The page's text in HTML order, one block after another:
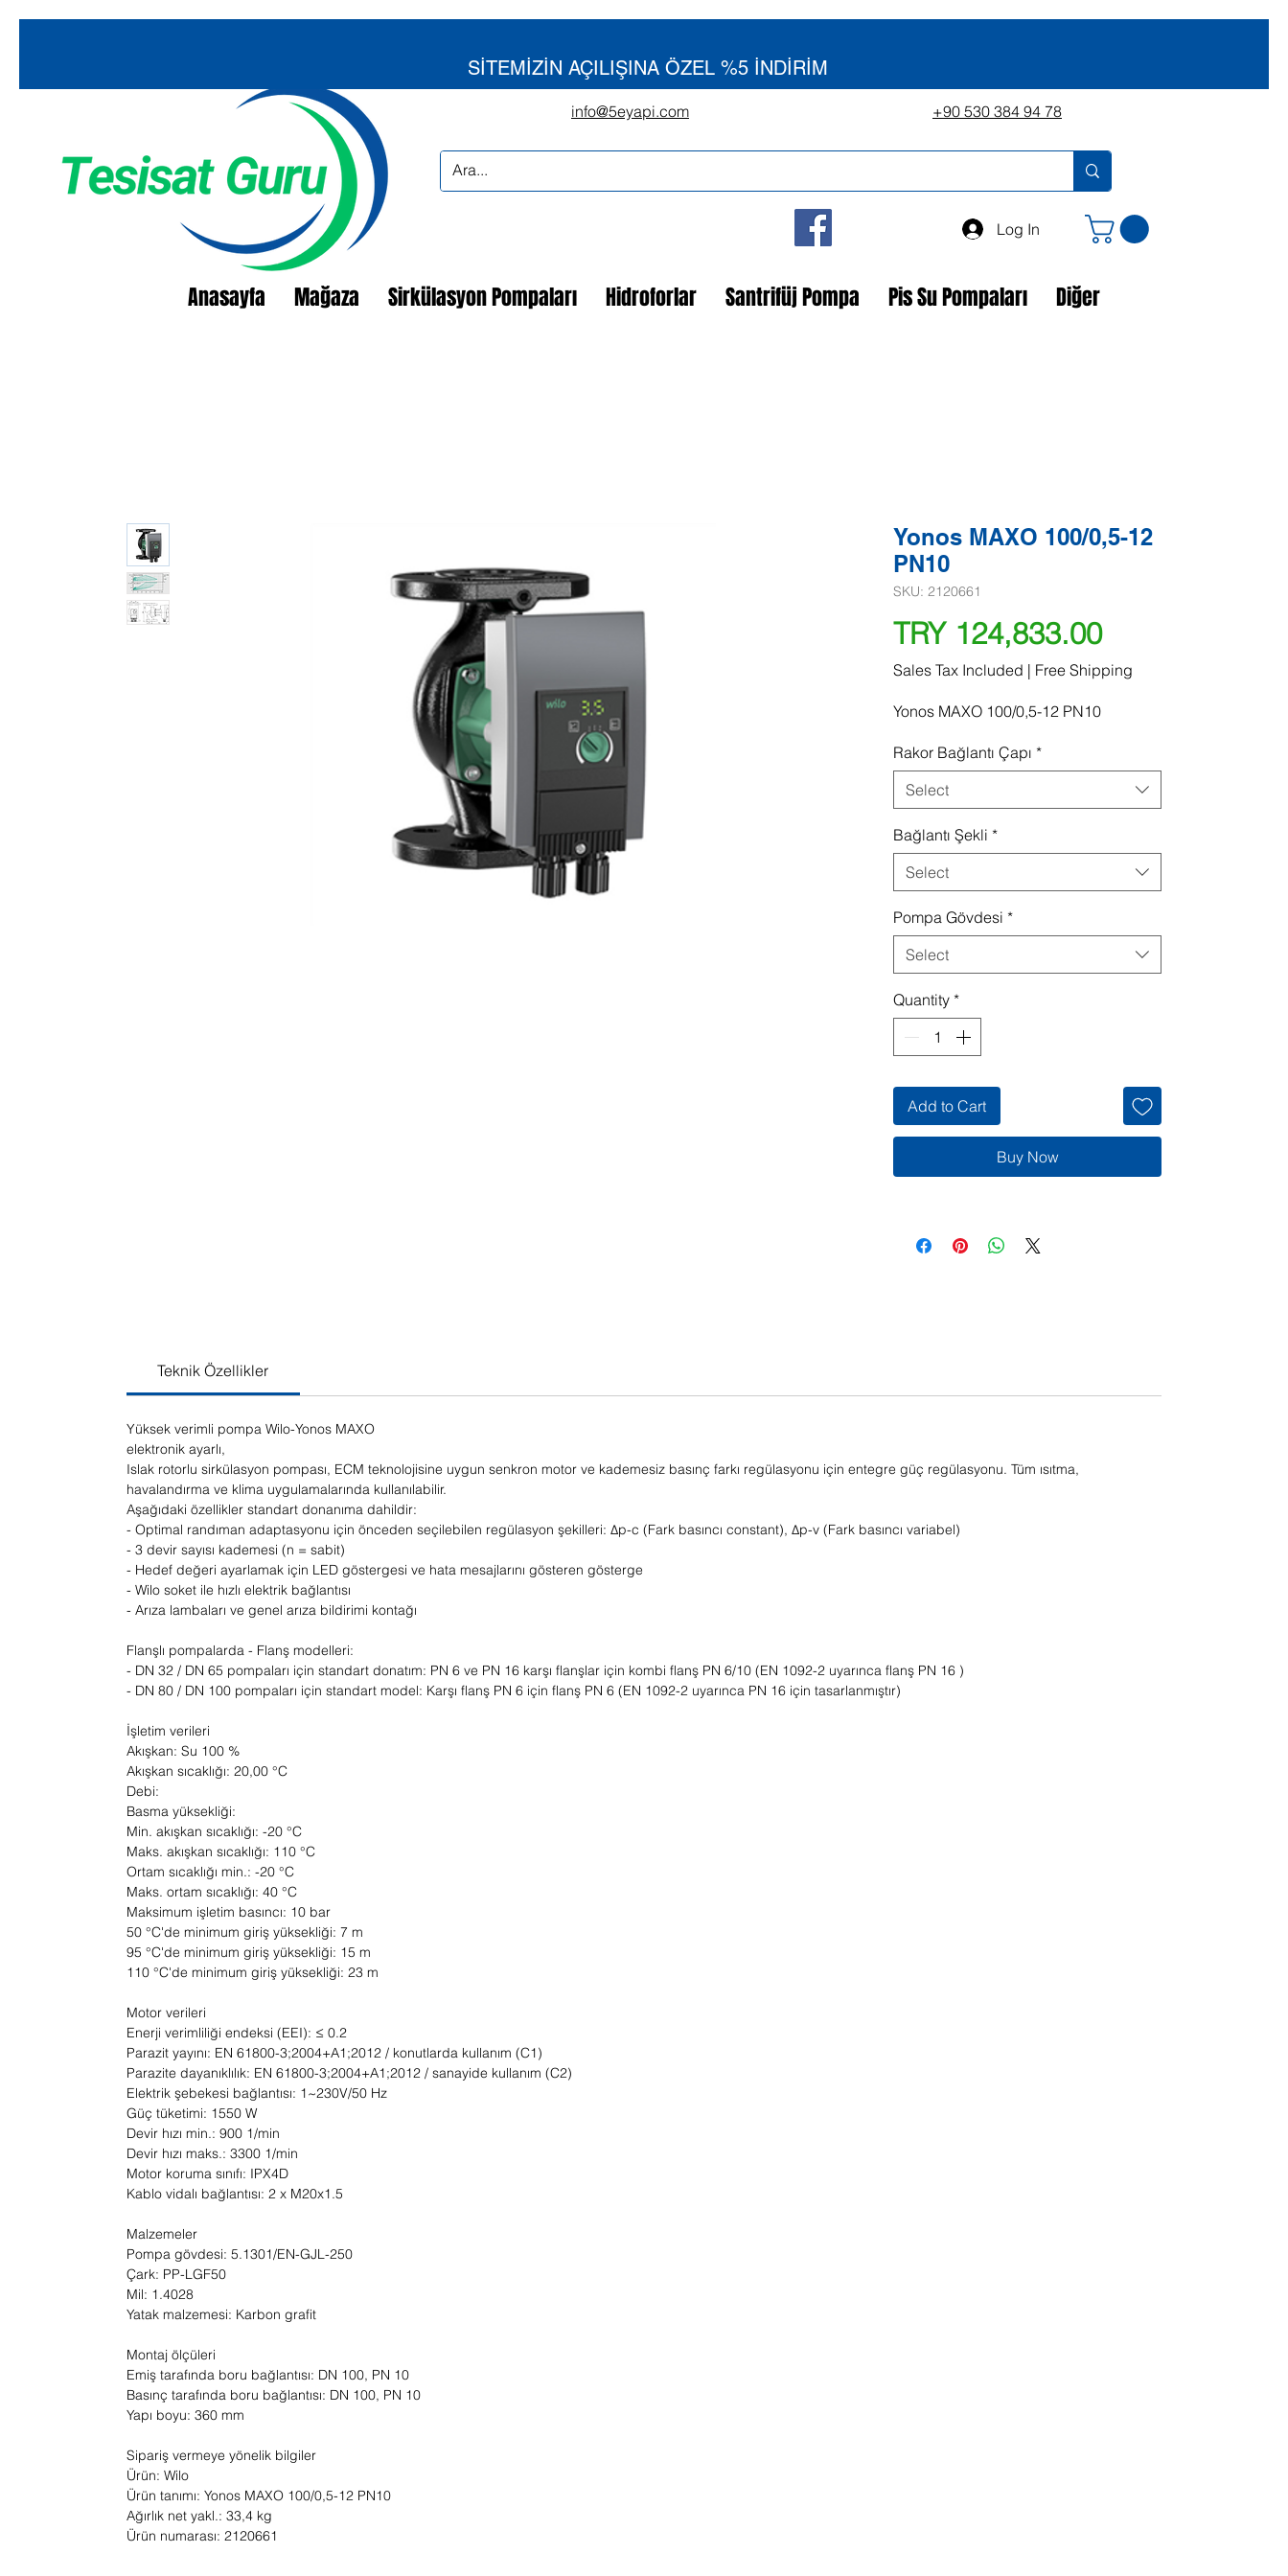
SİTEMİZİN AÇILIŞINA ÖZEL %5 İNDİRİM
Log In
Anasayfa Mağaza Sirkülasyon Pompaları Hidroforlar Santrifüj Pompa Pis Su Pompaları Diğer
+90 530 384 94 78
info@5eyapi.com
Yonos MAXO 100/0,5-12
PN10
SKU: 2120661
TRY 124,833.00Price
Sales Tax Included | Free Shipping
Yonos MAXO 100/0,5-12 PN10
Rakor Bağlantı Çapı *
Select
Bağlantı Şekli *
Select
Pompa Gövdesi *
Select
Quantity *
Add to Cart
Buy Now
Teknik Özellikler
Yüksek verimli pompa Wilo-Yonos MAXO
elektronik ayarlı,
Islak rotorlu sirkülasyon pompası, ECM teknolojisine uygun senkron motor ve kademesiz basınç farkı regülasyonu için entegre güç regülasyonu. Tüm ısıtma,
havalandırma ve klima uygulamalarında kullanılabilir.
Aşağıdaki özellikler standart donanıma dahildir:
- Optimal randıman adaptasyonu için önceden seçilebilen regülasyon şekilleri: Δp-c (Fark basıncı constant), Δp-v (Fark basıncı variabel)
- 3 devir sayısı kademesi (n = sabit)
- Hedef değeri ayarlamak için LED göstergesi ve hata mesajlarını gösteren gösterge
- Wilo soket ile hızlı elektrik bağlantısı
- Arıza lambaları ve genel arıza bildirimi kontağı
Flanşlı pompalarda - Flanş modelleri:
- DN 32 / DN 65 pompaları için standart donatım: PN 6 ve PN 16 karşı flanşlar için kombi flanş PN 6/10 (EN 1092-2 uyarınca flanş PN 16 )
- DN 80 / DN 100 pompaları için standart model: Karşı flanş PN 6 için flanş PN 6 (EN 1092-2 uyarınca PN 16 için tasarlanmıştır)
İşletim verileri
Akışkan: Su 100 %
Akışkan sıcaklığı: 20,00 °C
Debi:
Basma yüksekliği:
Min. akışkan sıcaklığı: -20 °C
Maks. akışkan sıcaklığı: 110 °C
Ortam sıcaklığı min.: -20 °C
Maks. ortam sıcaklığı: 40 °C
Maksimum işletim basıncı: 10 bar
50 °C'de minimum giriş yüksekliği: 7 m
95 °C'de minimum giriş yüksekliği: 15 m
110 °C'de minimum giriş yüksekliği: 23 m
Motor verileri
Enerji verimliliği endeksi (EEI): ≤ 0.2
Parazit yayını: EN 61800-3;2004+A1;2012 / konutlarda kullanım (C1)
Parazite dayanıklılık: EN 61800-3;2004+A1;2012 / sanayide kullanım (C2)
Elektrik şebekesi bağlantısı: 1~230V/50 Hz
Güç tüketimi: 1550 W
Devir hızı min.: 900 1/min
Devir hızı maks.: 3300 1/min
Motor koruma sınıfı: IPX4D
Kablo vidalı bağlantısı: 2 x M20x1.5
Malzemeler
Pompa gövdesi: 5.1301/EN-GJL-250
Çark: PP-LGF50
Mil: 1.4028
Yatak malzemesi: Karbon grafit
Montaj ölçüleri
Emiş tarafında boru bağlantısı: DN 100, PN 10
Basınç tarafında boru bağlantısı: DN 100, PN 10
Yapı boyu: 360 mm
Sipariş vermeye yönelik bilgiler
Ürün: Wilo
Ürün tanımı: Yonos MAXO 100/0,5-12 PN10
Ağırlık net yakl.: 33,4 kg
Ürün numarası: 2120661